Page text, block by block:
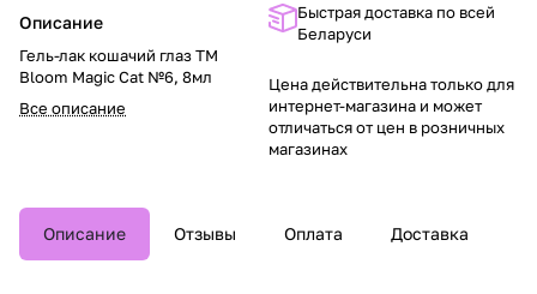
Описание
Гель-лак кошачий глаз TM
Bloom Magic Cat №6, 8мл
Все описание
Быстрая доставка по всей
Беларуси
Цена действительна только для
интернет-магазина и может
отличаться от цен в розничных
магазинах
Описание Отзывы Оплата Доставка